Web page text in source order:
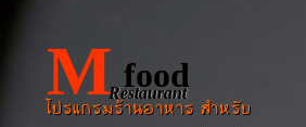
M food
Restaurant
โปรแกรมร้านอาหาร สำหรับ